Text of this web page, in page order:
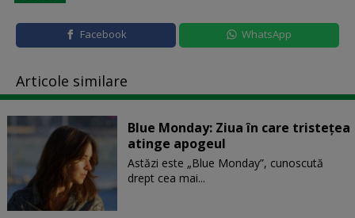
Facebook WhatsApp
Articole similare
Blue Monday: Ziua în care tristețea
atinge apogeul
Astăzi este „Blue Monday”, cunoscută
drept cea mai...